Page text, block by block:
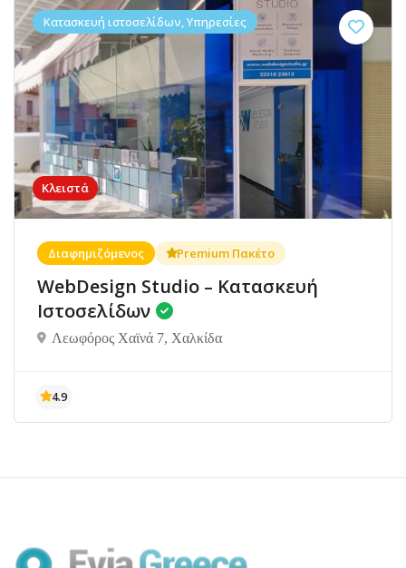
Κλειστά
Κατασκευή ιστοσελίδων, Υπηρεσίες
Διαφημιζόμενος Premium Πακέτο
WebDesign Studio – Κατασκευή
Ιστοσελίδων
Λεωφόρος Χαϊνά 7, Χαλκίδα